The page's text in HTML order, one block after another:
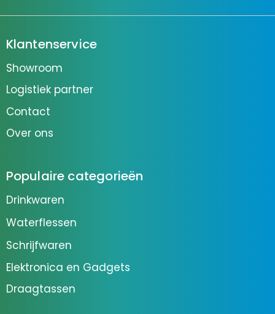
Klantenservice
Showroom
Logistiek partner
Contact
Over ons
Populaire categorieën
Drinkwaren
Waterflessen
Schrijfwaren
Elektronica en Gadgets
Draagtassen